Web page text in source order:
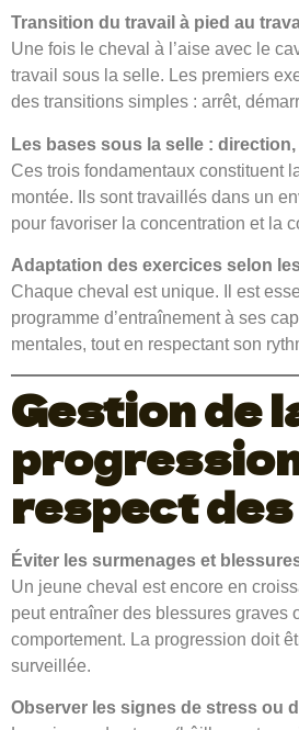
Transition du travail à pied au
Une fois le cheval à l’aise avec le
travail sous la selle. Les premiers
des transitions simples : arrêt,
Les bases sous la selle :
Ces trois fondamentaux constituent
montée. Ils sont travaillés dans un
pour favoriser la concentration et la
Adaptation des exercices selon
Chaque cheval est unique. Il est
programme d’entraînement à ses
mentales, tout en respectant son
Gestion de
respect
Éviter les surmenages et
Un jeune cheval est encore en
peut entraîner des blessures graves
comportement. La progression doit
surveillée.
Observer les signes de stress ou